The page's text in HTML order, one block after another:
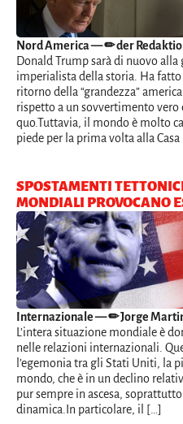
Nord America— ✏ der
Donald Trump sarà di nuovo
imperialista della storia. Ha fatto
ritorno della “grandezza”
rispetto a un sovvertimento vero
quo.Tuttavia, il mondo è molto
piede per la prima volta alla Casa
SPOSTAMENTI
MONDIALI PROVOCANO
Internazionale— ✏ Jorge
L’intera situazione mondiale è
nelle relazioni internazionali.
l’egemonia tra gli Stati Uniti, la
mondo, che è in un declino
pur sempre in ascesa,
dinamica.In particolare, il […]